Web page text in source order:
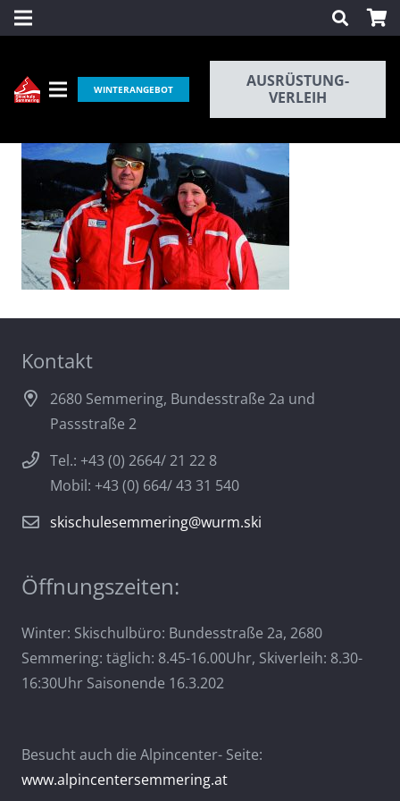
WINTERANGEBOT
AUSRÜSTUNG-
VERLEIH
Kontakt
2680 Semmering, Bundesstraße 2a und
Passstraße 2
Tel.: +43 (0) 2664/ 21 22 8
Mobil: +43 (0) 664/ 43 31 540
skischulesemmering@wurm.ski
Öffnungszeiten:
Winter: Skischulbüro: Bundesstraße 2a, 2680
Semmering: täglich: 8.45-16.00Uhr, Skiverleih: 8.30-
16:30Uhr Saisonende 16.3.202
Besucht auch die Alpincenter- Seite:
www.alpincentersemmering.at